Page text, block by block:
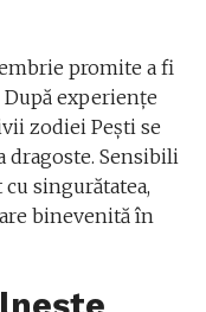
promite a fi
După experiențe
zodiei Pești se
dragoste. Sensibili
singurătatea,
binevenită în